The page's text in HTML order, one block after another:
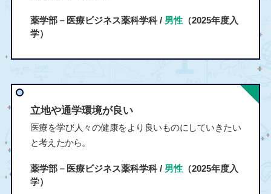
薬学部－医療ビジネス薬科学科 / 男性（2025年度入
学）
立地や通学環境が良い
医療を学び人々の健康をより良いものにしていきたい
と考えたから。
薬学部－医療ビジネス薬科学科 / 男性（2025年度入
学）